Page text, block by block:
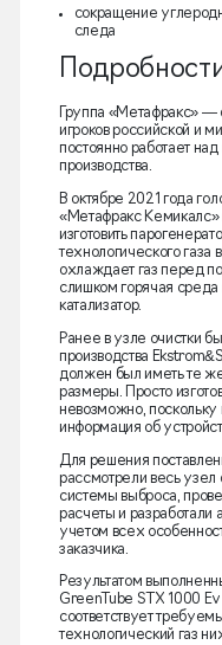
сокращение
следа
Группа «Метафракс»
игроков российской и
постоянно работает
производства.
В октябре 2021 года
«Метафракс Кемикалс»
изготовить
технологического газа
охлаждает газ перед
слишком горячая
катализатор.
Ранее в узле очистки
производства
должен был иметь те
размеры. Просто
невозможно, поскольку
информация об
Для решения
рассмотрели весь узел
системы выброса,
расчеты и разработали
учетом всех
заказчика.
Результатом
GreenTube STX 1000
соответствует
технологический газ